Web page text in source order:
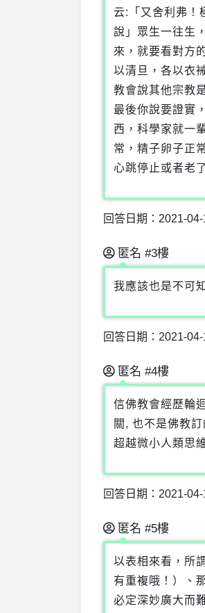
云:「又舍利弗！
說」眾生一往生
來，就要看對方
以清旦，各以衣
教會說其他宗教
最後你說要證實
西，科學家就一
常，精子卵子正
心跳停止或者老
回答日期：2021-
匿名 #3樓
我應該也是不可
回答日期：2021-
匿名 #4樓
信佛教會經歷輪
關, 也不是佛教
超越微小人類思
回答日期：2021-
匿名 #5樓
以表相來看，所
有重複哦！）、
必定深妙廣大而